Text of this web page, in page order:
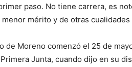
paso. No tiene carrera, es
mérito y de otras
de Moreno comenzó el 25 de
Junta, cuando dijo en su